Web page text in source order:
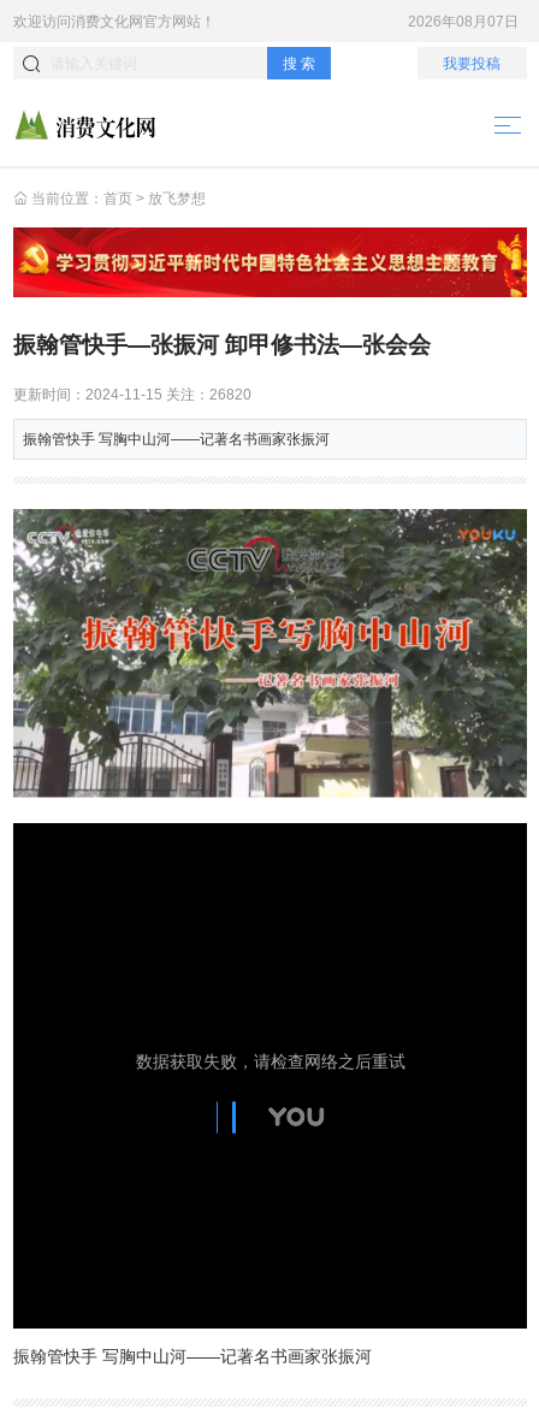
欢迎访问消费文化网官方网站！ 2026年08月07日
搜 索 我要投稿
当前位置： 首页 > 放飞梦想
振翰管快手—张振河 卸甲修书法—张会会
更新时间： 2024-11-15 关注： 26820
振翰管快手 写胸中山河——记著名书画家张振河
振翰管快手 写胸中山河——记著名书画家张振河